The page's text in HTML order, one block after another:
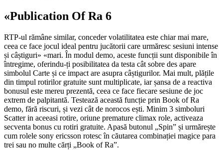
«Publication Of Ra 6
RTP-ul rămâne similar, conceder volatilitatea este chiar mai mare,
ceea ce face jocul ideal pentru jucătorii care urmăresc sesiuni intense
și câștiguri» «mari. În modul demo, aceste funcții sunt disponibile în
întregime, oferindu-ți posibilitatea da testa cât sobre des apare
simbolul Carte și ce impact are asupra câștigurilor. Mai mult, plățile
din timpul rotirilor gratuite sunt multiplicate, iar șansa de a reactiva
bonusul este mereu prezentă, ceea ce face fiecare sesiune de joc
extrem de palpitantă. Testează această funcție prin Book of Ra
demo, fără riscuri, și vezi cât de norocos ești. Minim 3 simboluri
Scatter in aceeasi rotire, oriune premature climax role, activeaza
secventa bonus cu rotiri gratuite. Apasă butonul „Spin” și urmărește
cum rolele sony ericsson rotesc în căutarea combinației magice para
trei sau no multe cărți „Book of Ra”.